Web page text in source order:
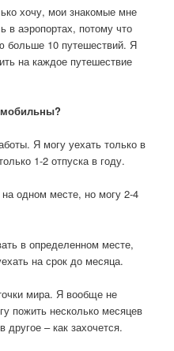
хочу, мои знакомые мне
в аэропортах, потому что
больше 10 путешествий. Я
на каждое путешествие
Я могу уехать только в
1-2 отпуска в году.
одном месте, но могу 2-4
в определенном месте,
на срок до месяца.
мира. Я вообще не
пожить несколько месяцев
другое – как захочется.